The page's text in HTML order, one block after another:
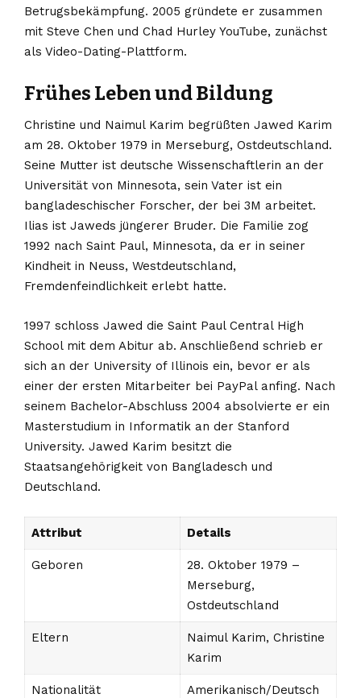
Betrugsbekämpfung. 2005 gründete er zusammen
mit Steve Chen und Chad Hurley YouTube, zunächst
als Video-Dating-Plattform.
Frühes Leben und Bildung
Christine und Naimul Karim begrüßten Jawed Karim
am 28. Oktober 1979 in Merseburg, Ostdeutschland.
Seine Mutter ist deutsche Wissenschaftlerin an der
Universität von Minnesota, sein Vater ist ein
bangladeschischer Forscher, der bei 3M arbeitet.
Ilias ist Jaweds jüngerer Bruder. Die Familie zog
1992 nach Saint Paul, Minnesota, da er in seiner
Kindheit in Neuss, Westdeutschland,
Fremdenfeindlichkeit erlebt hatte.
1997 schloss Jawed die Saint Paul Central High
School mit dem Abitur ab. Anschließend schrieb er
sich an der University of Illinois ein, bevor er als
einer der ersten Mitarbeiter bei PayPal anfing. Nach
seinem Bachelor-Abschluss 2004 absolvierte er ein
Masterstudium in Informatik an der Stanford
University. Jawed Karim besitzt die
Staatsangehörigkeit von Bangladesch und
Deutschland.
Attribut Details
Geboren
28. Oktober 1979 –
Merseburg,
Ostdeutschland
Eltern
Naimul Karim, Christine
Karim
Nationalität Amerikanisch/Deutsch